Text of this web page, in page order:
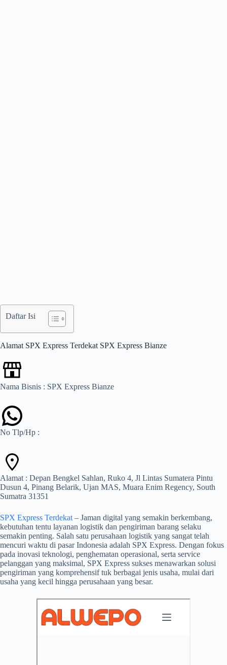
Daftar Isi
Alamat SPX Express Terdekat SPX Express Bianze
Nama Bisnis : SPX Express Bianze
No Tlp/Hp :
Alamat : Depan Bengkel Sahlan, Ruko 4, Jl Lintas Sumatera Pintu
Dusun 4, Pinang Belarik, Ujan MAS, Muara Enim Regency, South
Sumatra 31351
SPX Express Terdekat – Jaman digital yang semakin berkembang,
kebutuhan tentu layanan logistik dan pengiriman barang selaku
semakin penting. Salah satu perusahaan logistik yang sangat telah
mencuri waktu di pasar Indonesia adalah SPX Express. Dengan fokus
pada inovasi teknologi, penghematan operasional, serta service
pelanggan yang maksimal, SPX Express sukses menawarkan solusi
pengiriman yang komprehensif tuk berbagai jenis usaha, mulai dari
usaha yang kecil hingga perusahaan yang besar.